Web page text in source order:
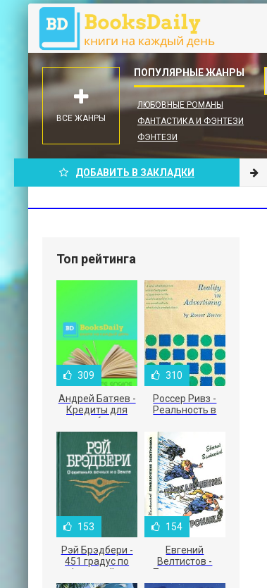
ЛЮБОВНЫЕ РОМАНЫ
ФАНТАСТИКА И ФЭНТЕЗИ
ФЭНТЕЗИ
ВСЕ ЖАНРЫ
ДОБАВИТЬ В ЗАКЛАДКИ
Топ рейтинга
309
Андрей Батяев -
Кредиты для
малого бизнеса
310
Россер Ривз -
Реальность в
153
Рэй Брэдбери -
451 градус по
Фаренгейту
154
Евгений
Велтистов -
Приключения
Электроника